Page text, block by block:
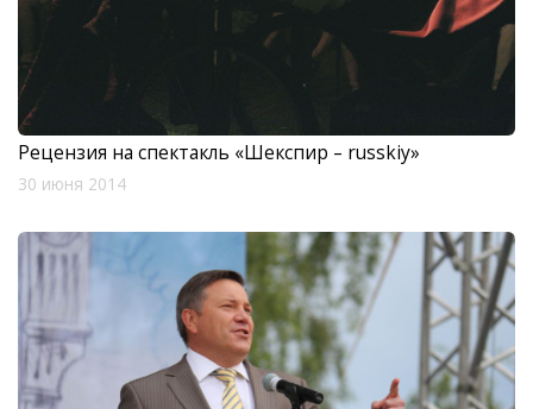
Рецензия на спектакль «Шекспир – russkiy»
30 июня 2014